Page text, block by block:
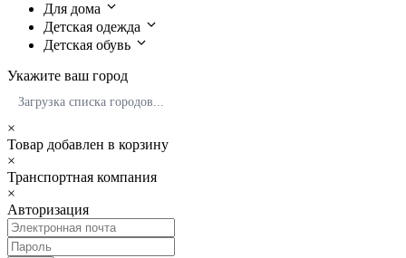
Для дома
Детская одежда
Детская обувь
Укажите ваш город
Загрузка списка городов...
×
Товар добавлен в корзину
×
Транспортная компания
×
Авторизация